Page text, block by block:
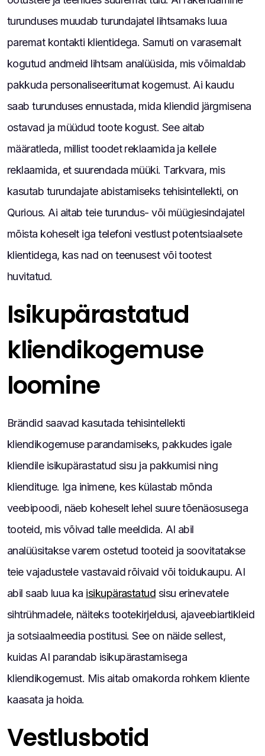
turunduses muudab turundajatel lihtsamaks luua
paremat kontakti klientidega. Samuti on varasemalt
kogutud andmeid lihtsam analüüsida, mis võimaldab
pakkuda personaliseeritumat kogemust. Ai kaudu
saab turunduses ennustada, mida kliendid järgmisena
ostavad ja müüdud toote kogust. See aitab
määratleda, millist toodet reklaamida ja kellele
reklaamida, et suurendada müüki. Tarkvara, mis
kasutab turundajate abistamiseks tehisintellekti, on
Qurious. Ai aitab teie turundus- või müügiesindajatel
mõista koheselt iga telefoni vestlust potentsiaalsete
klientidega, kas nad on teenusest või tootest
huvitatud.
Isikupärastatud
kliendikogemuse
loomine
Brändid saavad kasutada tehisintellekti
kliendikogemuse parandamiseks, pakkudes igale
kliendile isikupärastatud sisu ja pakkumisi ning
kliendituge. Iga inimene, kes külastab mõnda
veebipoodi, näeb koheselt lehel suure tõenäosusega
tooteid, mis võivad talle meeldida. AI abil
analüüsitakse varem ostetud tooteid ja soovitatakse
teie vajadustele vastavaid rõivaid või toidukaupu. AI
abil saab luua ka isikupärastatud sisu erinevatele
sihtrühmadele, näiteks tootekirjeldusi, ajaveebiartikleid
ja sotsiaalmeedia postitusi. See on näide sellest,
kuidas AI parandab isikupärastamisega
kliendikogemust. Mis aitab omakorda rohkem kliente
kaasata ja hoida.
Vestlusbotid